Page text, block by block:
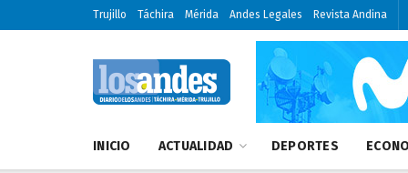
Trujillo Táchira Mérida Andes Legales Revista Andina
INICIO ACTUALIDAD DEPORTES